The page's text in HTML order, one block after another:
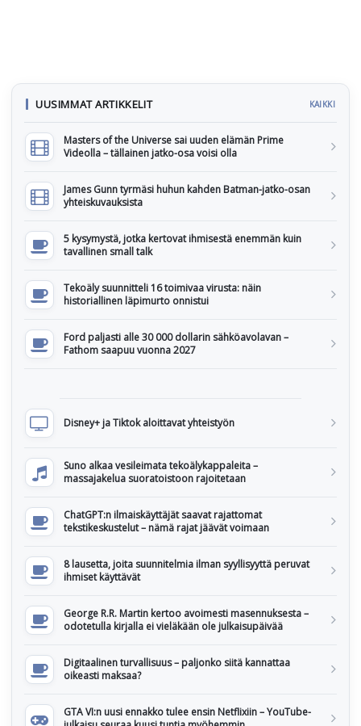
UUSIMMAT ARTIKKELIT KAIKKI
Masters of the Universe sai uuden elämän Prime
Videolla – tällainen jatko-osa voisi olla
James Gunn tyrmäsi huhun kahden Batman-jatko-osan
yhteiskuvauksista
5 kysymystä, jotka kertovat ihmisestä enemmän kuin
tavallinen small talk
Tekoäly suunnitteli 16 toimivaa virusta: näin
historiallinen läpimurto onnistui
Ford paljasti alle 30 000 dollarin sähköavolavan –
Fathom saapuu vuonna 2027
Disney+ ja Tiktok aloittavat yhteistyön
Suno alkaa vesileimata tekoälykappaleita –
massajakelua suoratoistoon rajoitetaan
ChatGPT:n ilmaiskäyttäjät saavat rajattomat
tekstikeskustelut – nämä rajat jäävät voimaan
8 lausetta, joita suunnitelmia ilman syyllisyyttä peruvat
ihmiset käyttävät
George R.R. Martin kertoo avoimesti masennuksesta –
odotetulla kirjalla ei vieläkään ole julkaisupäivää
Digitaalinen turvallisuus – paljonko siitä kannattaa
oikeasti maksaa?
GTA VI:n uusi ennakko tulee ensin Netflixiin – YouTube-